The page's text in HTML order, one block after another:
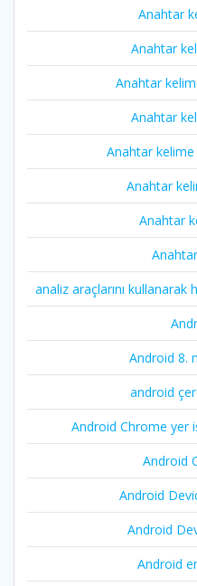
Anahtar
Anahtar
Anahtar
Anahtar
Anahtar kelime
Anahtar
Anahtar
analiz araçlarını
Android 8.
android
Android Chrome yer
Android
Android
Android
Android